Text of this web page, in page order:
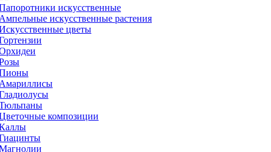
искусственные
искусственные растения
цветы
композиции